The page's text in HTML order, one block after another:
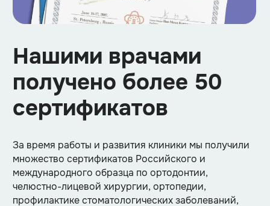
Нашими врачами
получено более 50
сертификатов
За время работы и развития клиники мы получили
множество сертификатов Российского и
международного образца по ортодонтии,
челюстно-лицевой хирургии, ортопедии,
профилактике стоматологических заболеваний,